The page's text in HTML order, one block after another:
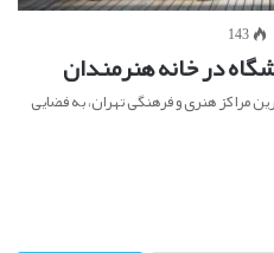
143
در خانه هنرمندان
مراکز هنری و فرهنگی تهران، به فضایی